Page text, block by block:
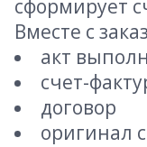
сформирует
Вместе с
акт
счет-
договор
оригинал